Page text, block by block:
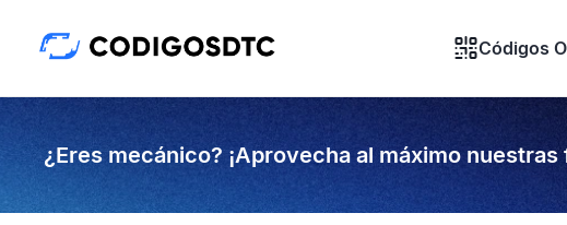
Códigos
¿Eres mecánico? ¡Aprovecha al máximo